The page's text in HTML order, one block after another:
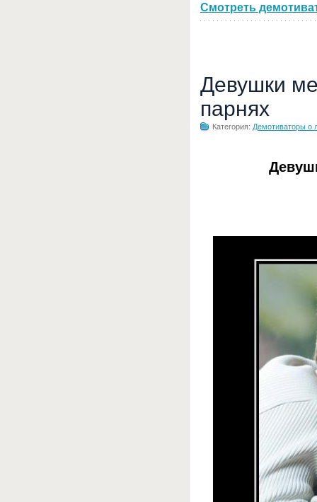
Смотреть
Девушки
парнях
Категория: Демотиваторы о